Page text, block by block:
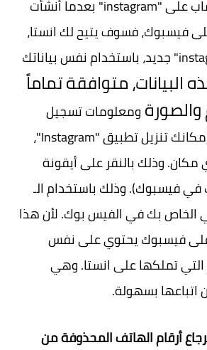
إذا قمت بإنشاء حساب على "instagram" بعدما أنشأت
فيسبوك، فسوف يتيح لك انستا،
إنشاء حساب "instagram" جديد، باستخدام نفس بياناتك
البيانات، متوافقة تماماً
ومعلومات تسجيل
الدخول. وبالتالي، بإمكانك تنزيل تطبيق "Instagram"،
وذلك بالنقر على أيقونة
في فيسبوك).وذلك باستخدام الـ
لأن هذا
فيسبوك يحتوي على نفس
تملكها على انستا. وهي
بسهولة.
أرقام الهاتف المحذوفة من